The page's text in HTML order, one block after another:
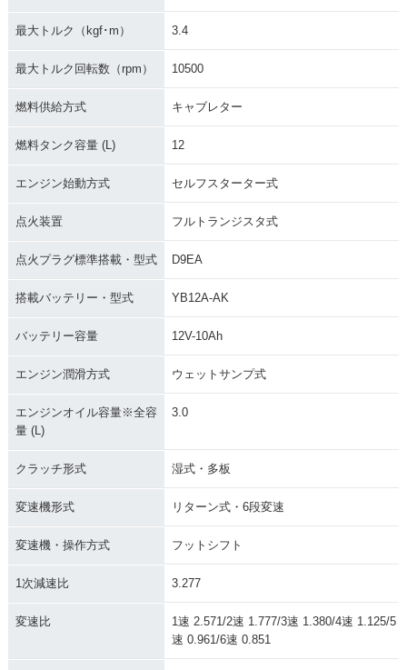
最大トルク（kgf･m） 3.4
最大トルク回転数（rpm） 10500
燃料供給方式 キャブレター
燃料タンク容量 (L) 12
エンジン始動方式 セルフスターター式
点火装置 フルトランジスタ式
点火プラグ標準搭載・型式 D9EA
搭載バッテリー・型式 YB12A-AK
バッテリー容量 12V-10Ah
エンジン潤滑方式 ウェットサンプ式
エンジンオイル容量※全容
量 (L)
3.0
クラッチ形式 湿式・多板
変速機形式 リターン式・6段変速
変速機・操作方式 フットシフト
1次減速比 3.277
変速比
1速 2.571/2速 1.777/3速 1.380/4速 1.125/5
速 0.961/6速 0.851